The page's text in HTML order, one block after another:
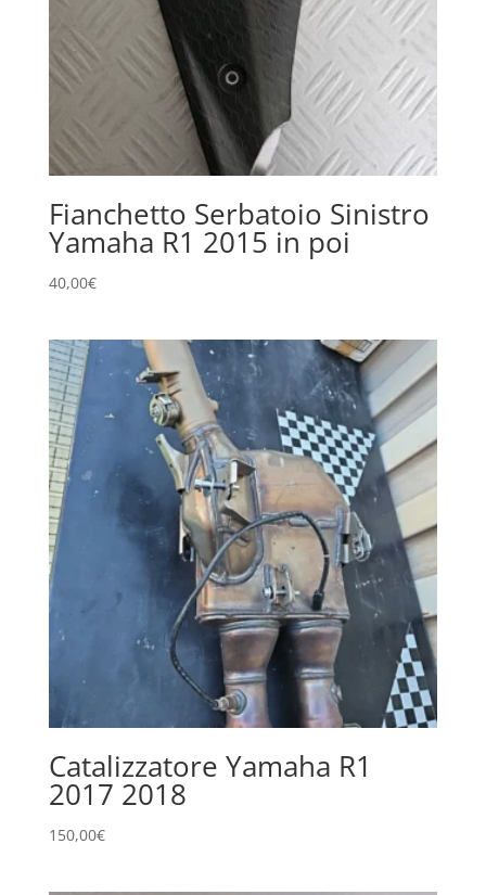
Fianchetto Serbatoio Sinistro
Yamaha R1 2015 in poi
40,00€
Catalizzatore Yamaha R1
2017 2018
150,00€